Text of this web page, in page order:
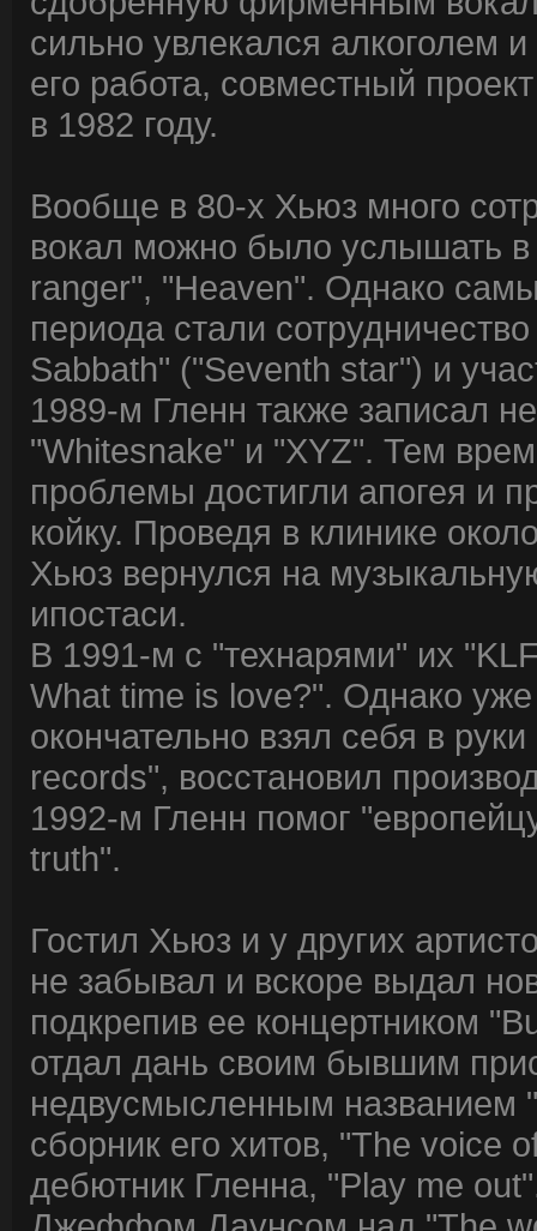
сильно увлекался алкоголем
его работа, совместный
в 1982 году.
Вообще в 80-х Хьюз много
вокал можно было услышать в
ranger", "Heaven". Однако
периода стали
Sabbath" ("Seventh star") и
1989-м Гленн также записал
"Whitesnake" и "XYZ". Тем
проблемы достигли апогея и
койку. Проведя в клинике
Хьюз вернулся на
ипостаси.
В 1991-м с "технарями" их
What time is love?". Однако
окончательно взял себя в
records", восстановил
1992-м Гленн помог
truth".
Гостил Хьюз и у других
не забывал и вскоре выдал
подкрепив ее концертником
отдал дань своим бывшим
недвусмысленным названием
сборник его хитов, "The
дебютник Гленна, "Play me